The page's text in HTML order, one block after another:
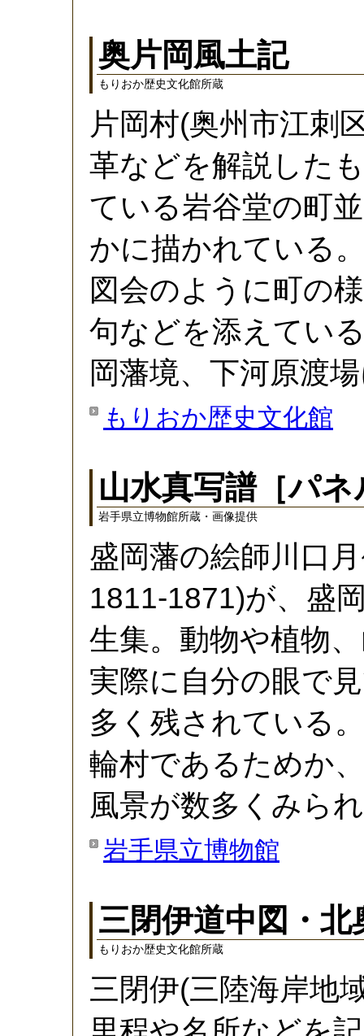
奥片岡風土記
もりおか歴史文化館所蔵
片岡村(奥州市江刺
革などを解説した
ている岩谷堂の町
かに描かれている
図会のように町の
句などを添えてい
岡藩境、下河原渡
もりおか歴史文化館
山水真写譜［パネ
岩手県立博物館所蔵・画像提供
盛岡藩の絵師川口
1811-1871)が、盛
生集。動物や植物
実際に自分の眼で
多く残されている
輪村であるためか
風景が数多くみら
岩手県立博物館
三閉伊道中図・北
もりおか歴史文化館所蔵
三閉伊(三陸海岸地